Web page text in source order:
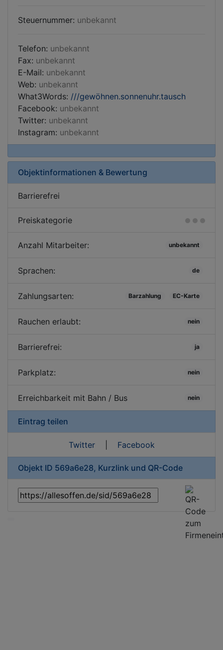
Steuernummer: unbekannt
Telefon: unbekannt
Fax: unbekannt
E-Mail: unbekannt
Web: unbekannt
What3Words: ///gewöhnen.sonnenuhr.tausch
Facebook: unbekannt
Twitter: unbekannt
Instagram: unbekannt
Objektinformationen & Bewertung
Barrierefrei
Preiskategorie
Anzahl Mitarbeiter: unbekannt
Sprachen: de
Zahlungsarten: Barzahlung EC-Karte
Rauchen erlaubt: nein
Barrierefrei: ja
Parkplatz: nein
Erreichbarkeit mit Bahn / Bus nein
Eintrag teilen
Twitter| Facebook
Objekt ID 569a6e28, Kurzlink und QR-Code